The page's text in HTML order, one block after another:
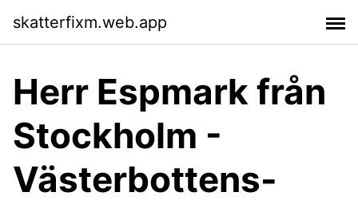
skatterfixm.web.app
Herr Espmark från
Stockholm -
Västerbottens-